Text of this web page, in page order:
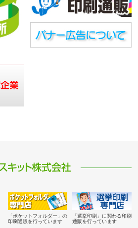
「ポケットフォルダー」の
印刷通販を行っています
「選挙印刷」に関わる印刷
通販を行っています